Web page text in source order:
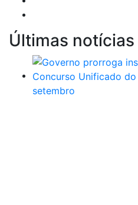
Últimas notícias